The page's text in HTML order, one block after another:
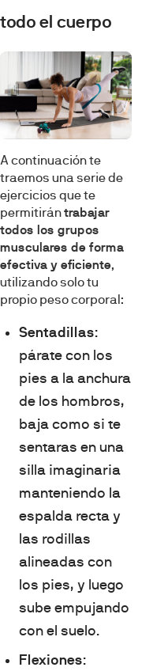
todo el cuerpo
A continuación te
traemos una serie de
ejercicios que te
permitirántrabajar
todos los grupos
musculares de forma
efectiva y eficiente,
utilizando solo tu
propio peso corporal:
Sentadillas:
párate con los
pies a la anchura
de los hombros,
baja como si te
sentaras en una
silla imaginaria
manteniendo la
espalda recta y
las rodillas
alineadas con
los pies, y luego
sube empujando
con el suelo.
Flexiones: